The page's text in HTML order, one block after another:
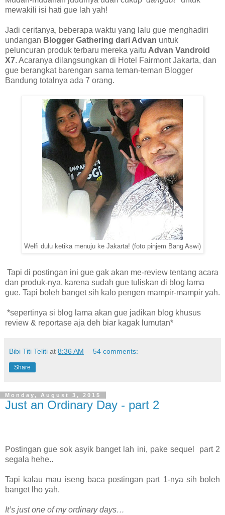
mewakili isi hati gue lah yah!
Jadi ceritanya, beberapa waktu yang lalu gue menghadiri
undangan Blogger Gathering dari Advan untuk
peluncuran produk terbaru mereka yaitu Advan Vandroid
X7. Acaranya dilangsungkan di Hotel Fairmont Jakarta, dan
gue berangkat barengan sama teman-teman Blogger
Bandung totalnya ada 7 orang.
Welfi dulu ketika menuju ke Jakarta! (foto pinjem Bang Aswi)
Tapi di postingan ini gue gak akan me-review tentang acara
dan produk-nya, karena sudah gue tuliskan di blog lama
gue. Tapi boleh banget sih kalo pengen mampir-mampir yah.
*sepertinya si blog lama akan gue jadikan blog khusus
review & reportase aja deh biar kagak lumutan*
Bibi Titi Teliti at 8:36 AM 54 comments:
Share
Monday, August 3, 2015
Just an Ordinary Day - part 2
Postingan gue sok asyik banget lah ini, pake sequel part 2
segala hehe..
Tapi kalau mau iseng baca postingan part 1-nya sih boleh
banget lho yah.
It’s just one of my ordinary days…